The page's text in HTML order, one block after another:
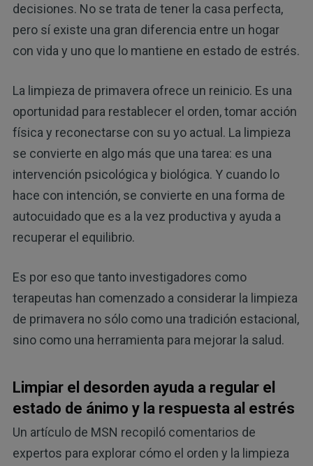
decisiones. No se trata de tener la casa perfecta,
pero sí existe una gran diferencia entre un hogar
con vida y uno que lo mantiene en estado de estrés.
La limpieza de primavera ofrece un reinicio. Es una
oportunidad para restablecer el orden, tomar acción
física y reconectarse con su yo actual. La limpieza
se convierte en algo más que una tarea: es una
intervención psicológica y biológica. Y cuando lo
hace con intención, se convierte en una forma de
autocuidado que es a la vez productiva y ayuda a
recuperar el equilibrio.
Es por eso que tanto investigadores como
terapeutas han comenzado a considerar la limpieza
de primavera no sólo como una tradición estacional,
sino como una herramienta para mejorar la salud.
Limpiar el desorden ayuda a regular el
estado de ánimo y la respuesta al estrés
Un artículo de MSN recopiló comentarios de
expertos para explorar cómo el orden y la limpieza